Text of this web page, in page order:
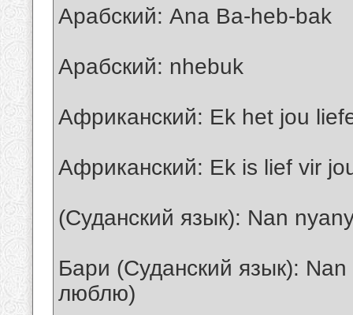
Арабский: Ana Ba-heb-bak
Арабский: nhebuk
Африканский: Ek het jou
Африканский: Ek is lief vir
(Суданский язык): Nan
Бари (Суданский язык):
люблю)